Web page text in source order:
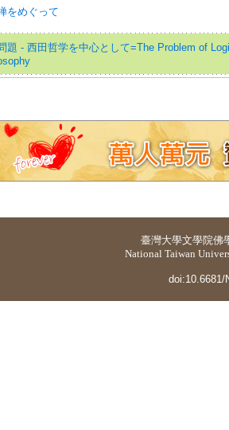
をめぐって
題 - 西田哲学を中心として=The Problem of
臺灣大學文學院佛
National Taiwan
doi:10.6681/